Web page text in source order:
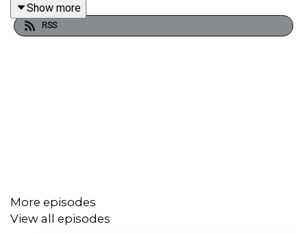
Traduction :
Show more
RSS
More episodes
View all episodes